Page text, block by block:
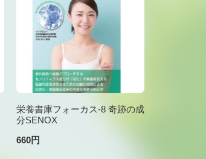
栄養書庫フォーカス-8 奇跡の成
分SENOX
660円